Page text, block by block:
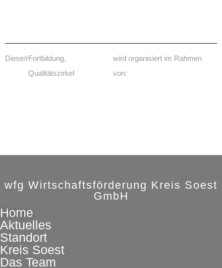
Diese/rFortbildung
Qualitätszirkel
wird organisiert im Rahmen
von:
wfg Wirtschaftsförderung Kreis Soest
GmbH
Home
Aktuelles
Standort
Kreis Soest
Das Team